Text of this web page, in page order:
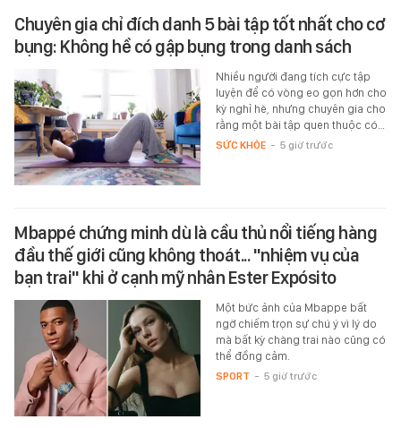
Chuyên gia chỉ đích danh 5 bài tập tốt nhất cho cơ
bụng: Không hề có gập bụng trong danh sách
Nhiều người đang tích cực tập
luyện để có vòng eo gọn hơn cho
kỳ nghỉ hè, nhưng chuyên gia cho
rằng một bài tập quen thuộc có…
SỨC KHỎE - 5 giờ trước
Mbappé chứng minh dù là cầu thủ nổi tiếng hàng
đầu thế giới cũng không thoát... "nhiệm vụ của
bạn trai" khi ở cạnh mỹ nhân Ester Expósito
Một bức ảnh của Mbappe bất
ngờ chiếm trọn sự chú ý vì lý do
mà bất kỳ chàng trai nào cũng có
thể đồng cảm.
SPORT - 5 giờ trước